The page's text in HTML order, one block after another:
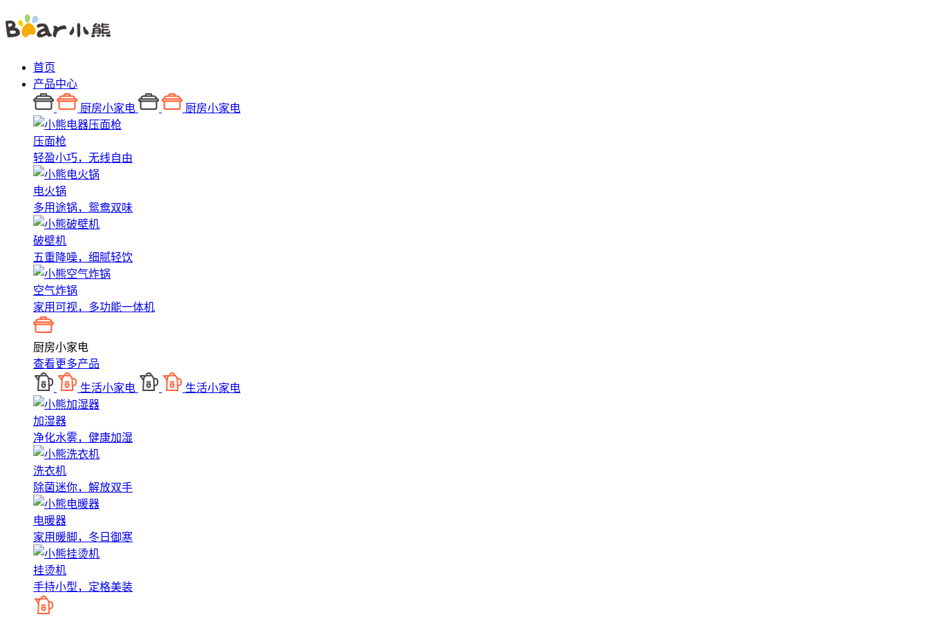
首页
产品中心
厨房小家电 厨房小家电
压面枪
轻盈小巧，无线自由
电火锅
多用途锅，鸳鸯双味
破壁机
五重降噪，细腻轻饮
空气炸锅
家用可视，多功能一体机
厨房小家电
查看更多产品
生活小家电 生活小家电
加湿器
净化水雾，健康加湿
洗衣机
除菌迷你，解放双手
电暖器
家用暖脚，冬日御寒
挂烫机
手持小型，定格美装